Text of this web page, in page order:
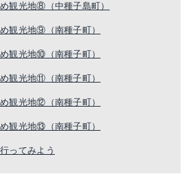
観光地⑧（中種子島町）
観光地⑨（南種子町）
観光地⑩（南種子町）
観光地⑪（南種子町）
観光地⑫（南種子町）
観光地⑬（南種子町）
ってみよう